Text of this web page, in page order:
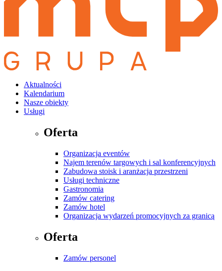
Aktualności
Kalendarium
Nasze obiekty
Usługi
Oferta
Organizacja eventów
Najem terenów targowych i sal konferencyjnych
Zabudowa stoisk i aranżacja przestrzeni
Usługi techniczne
Gastronomia
Zamów catering
Zamów hotel
Organizacja wydarzeń promocyjnych za granicą
Oferta
Zamów personel